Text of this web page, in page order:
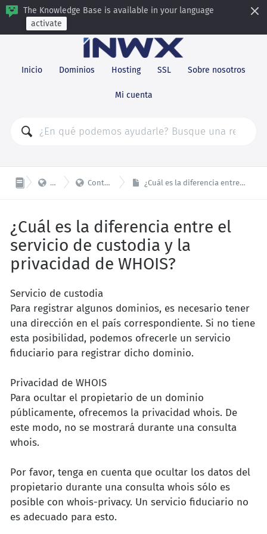
The Knowledge Base is available in your language
activate
Inicio Dominios Hosting SSL Sobre nosotros
Mi cuenta
 Dominios
 Contactos de dominio ¿Cuál es la diferencia entre el servicio de custodia y la privacidad de WHOIS?
¿Cuál es la diferencia entre el
servicio de custodia y la
privacidad de WHOIS?
Servicio de custodia
Para registrar algunos dominios, es necesario tener
una dirección en el país correspondiente. Si no tiene
esta posibilidad, podemos ofrecerle un servicio
fiduciario para registrar dicho dominio.
Privacidad de WHOIS
Para ocultar el propietario de un dominio
públicamente, ofrecemos la privacidad whois. De
este modo, no se mostrará durante una consulta
whois.
Por favor, tenga en cuenta que ocultar los datos del
propietario durante una consulta whois sólo es
posible con whois-privacy. Un servicio fiduciario no
es adecuado para esto.